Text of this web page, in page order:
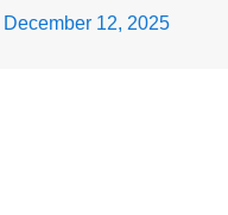
December 12, 2025